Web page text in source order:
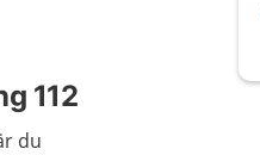
112
du